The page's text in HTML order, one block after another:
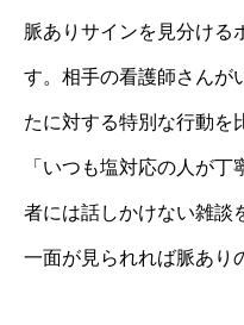
脈ありサインを見分ける
す。相手の看護師さんが
たに対する特別な行動を
「いつも塩対応の人が
者には話しかけない雑談
一面が見られれば脈あり